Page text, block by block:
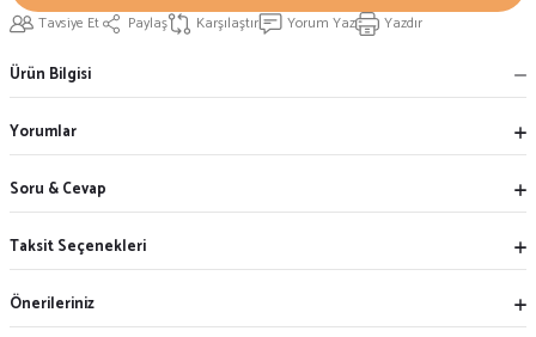
Tavsiye Et Paylaş Karşılaştır Yorum Yaz Yazdır
Ürün Bilgisi
Yorumlar
Soru & Cevap
Taksit Seçenekleri
Önerileriniz